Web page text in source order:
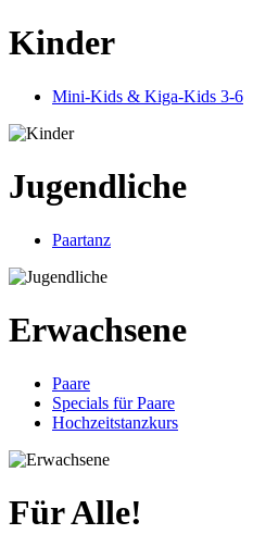
Kinder
Mini-Kids & Kiga-Kids 3-6
Jugendliche
Paartanz
Erwachsene
Paare
Specials für Paare
Hochzeitstanzkurs
Für Alle!